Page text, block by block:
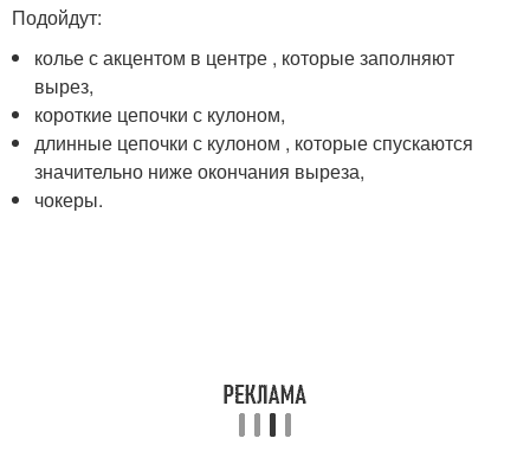
Подойдут:
колье с акцентом в центре , которые заполняют
вырез,
короткие цепочки с кулоном,
длинные цепочки с кулоном , которые спускаются
значительно ниже окончания выреза,
чокеры.